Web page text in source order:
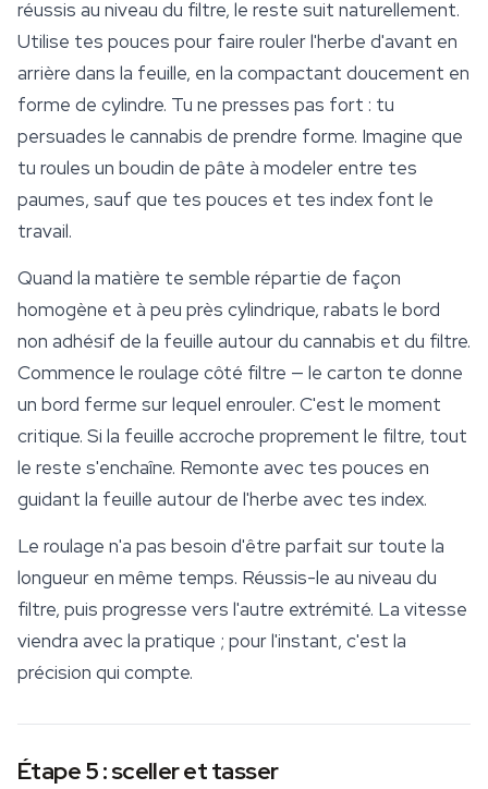
réussis au niveau du filtre, le reste suit naturellement.
Utilise tes pouces pour faire rouler l'herbe d'avant en
arrière dans la feuille, en la compactant doucement en
forme de cylindre. Tu ne presses pas fort : tu
persuades le cannabis de prendre forme. Imagine que
tu roules un boudin de pâte à modeler entre tes
paumes, sauf que tes pouces et tes index font le
travail.
Quand la matière te semble répartie de façon
homogène et à peu près cylindrique, rabats le bord
non adhésif de la feuille autour du cannabis et du filtre.
Commence le roulage côté filtre — le carton te donne
un bord ferme sur lequel enrouler. C'est le moment
critique. Si la feuille accroche proprement le filtre, tout
le reste s'enchaîne. Remonte avec tes pouces en
guidant la feuille autour de l'herbe avec tes index.
Le roulage n'a pas besoin d'être parfait sur toute la
longueur en même temps. Réussis-le au niveau du
filtre, puis progresse vers l'autre extrémité. La vitesse
viendra avec la pratique ; pour l'instant, c'est la
précision qui compte.
Étape 5 : sceller et tasser